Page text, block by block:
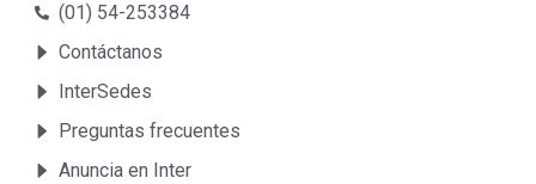
(01) 54-253384
Contáctanos
InterSedes
Preguntas frecuentes
Anuncia en Inter